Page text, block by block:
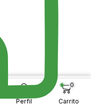
Perfil
0
Carrito